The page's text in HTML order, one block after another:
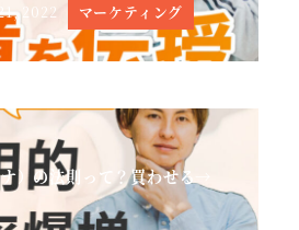
2022 マーケティング
）の法則って？買わせる→